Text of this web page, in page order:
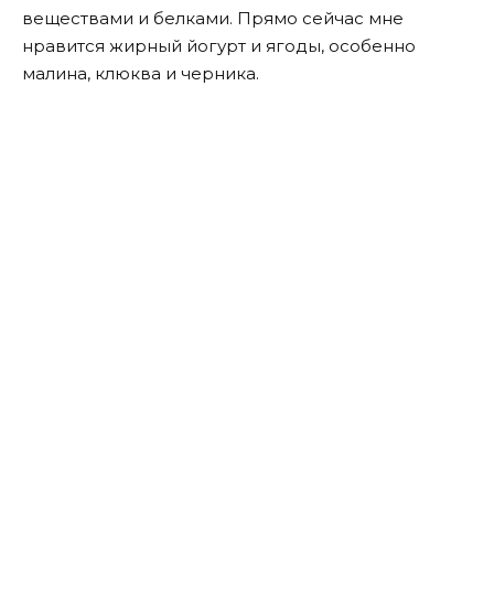
веществами и белками. Прямо сейчас мне
нравится жирный йогурт и ягоды, особенно
малина, клюква и черника.